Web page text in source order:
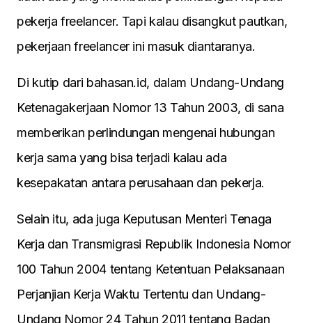
pekerja freelancer. Tapi kalau disangkut pautkan,
pekerjaan freelancer ini masuk diantaranya.
Di kutip dari bahasan.id, dalam Undang-Undang
Ketenagakerjaan Nomor 13 Tahun 2003, di sana
memberikan perlindungan mengenai hubungan
kerja sama yang bisa terjadi kalau ada
kesepakatan antara perusahaan dan pekerja.
Selain itu, ada juga Keputusan Menteri Tenaga
Kerja dan Transmigrasi Republik Indonesia Nomor
100 Tahun 2004 tentang Ketentuan Pelaksanaan
Perjanjian Kerja Waktu Tertentu dan Undang-
Undang Nomor 24 Tahun 2011 tentang Badan